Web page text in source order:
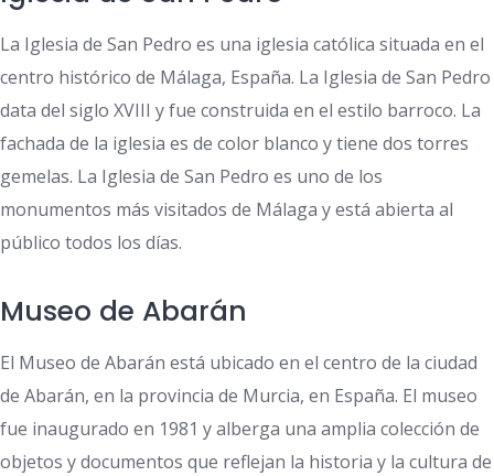
La Iglesia de San Pedro es una iglesia católica situada en el
centro histórico de Málaga, España. La Iglesia de San Pedro
data del siglo XVIII y fue construida en el estilo barroco. La
fachada de la iglesia es de color blanco y tiene dos torres
gemelas. La Iglesia de San Pedro es uno de los
monumentos más visitados de Málaga y está abierta al
público todos los días.
Museo de Abarán
El Museo de Abarán está ubicado en el centro de la ciudad
de Abarán, en la provincia de Murcia, en España. El museo
fue inaugurado en 1981 y alberga una amplia colección de
objetos y documentos que reflejan la historia y la cultura de